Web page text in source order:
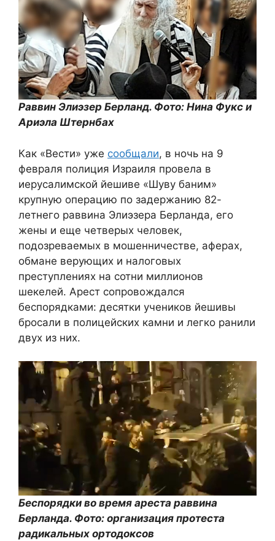
Раввин Элиэзер Берланд. Фото: Нина Фукс и
Ариэла Штернбах
Как «Вести» уже сообщали, в ночь на 9
февраля полиция Израиля провела в
иерусалимской йешиве «Шуву баним»
крупную операцию по задержанию 82-
летнего раввина Элиэзера Берланда, его
жены и еще четверых человек,
подозреваемых в мошенничестве, аферах,
обмане верующих и налоговых
преступлениях на сотни миллионов
шекелей. Арест сопровождался
беспорядками: десятки учеников йешивы
бросали в полицейских камни и легко ранили
двух из них.
Беспорядки во время ареста раввина
Берланда. Фото: организация протеста
радикальных ортодоксов